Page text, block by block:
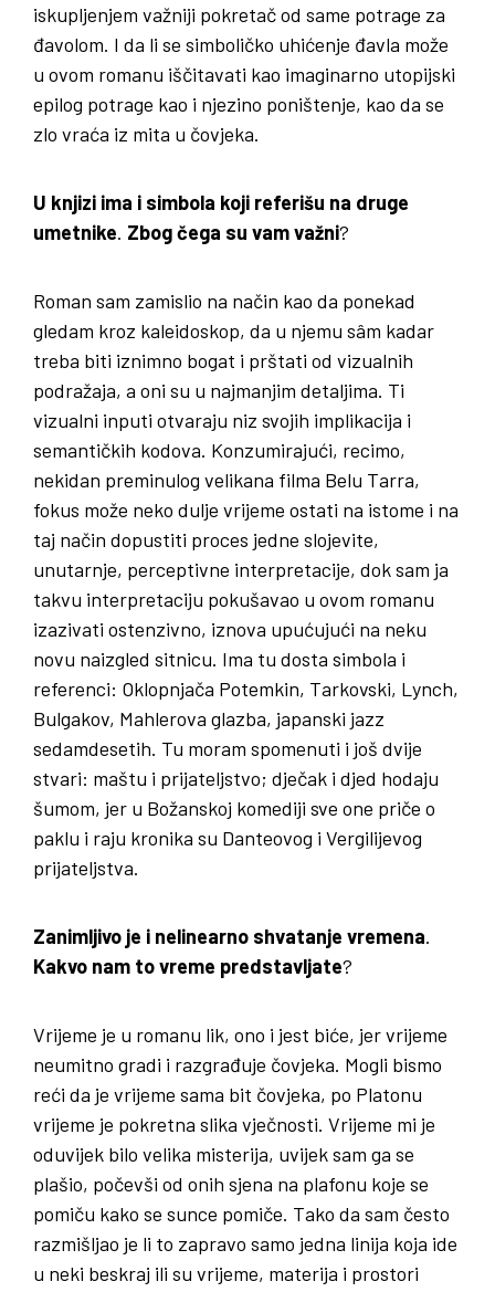
iskupljenjem važniji pokretač od same potrage za
đavolom. I da li se simboličko uhićenje đavla može
u ovom romanu iščitavati kao imaginarno utopijski
epilog potrage kao i njezino poništenje, kao da se
zlo vraća iz mita u čovjeka.
U knjizi ima i simbola koji referišu na druge
umetnike. Zbog čega su vam važni?
Roman sam zamislio na način kao da ponekad
gledam kroz kaleidoskop, da u njemu sâm kadar
treba biti iznimno bogat i prštati od vizualnih
podražaja, a oni su u najmanjim detaljima. Ti
vizualni inputi otvaraju niz svojih implikacija i
semantičkih kodova. Konzumirajući, recimo,
nekidan preminulog velikana filma Belu Tarra,
fokus može neko dulje vrijeme ostati na istome i na
taj način dopustiti proces jedne slojevite,
unutarnje, perceptivne interpretacije, dok sam ja
takvu interpretaciju pokušavao u ovom romanu
izazivati ostenzivno, iznova upućujući na neku
novu naizgled sitnicu. Ima tu dosta simbola i
referenci: Oklopnjača Potemkin, Tarkovski, Lynch,
Bulgakov, Mahlerova glazba, japanski jazz
sedamdesetih. Tu moram spomenuti i još dvije
stvari: maštu i prijateljstvo; dječak i djed hodaju
šumom, jer u Božanskoj komediji sve one priče o
paklu i raju kronika su Danteovog i Vergilijevog
prijateljstva.
Zanimljivo je i nelinearno shvatanje vremena.
Kakvo nam to vreme predstavljate?
Vrijeme je u romanu lik, ono i jest biće, jer vrijeme
neumitno gradi i razgrađuje čovjeka. Mogli bismo
reći da je vrijeme sama bit čovjeka, po Platonu
vrijeme je pokretna slika vječnosti. Vrijeme mi je
oduvijek bilo velika misterija, uvijek sam ga se
plašio, počevši od onih sjena na plafonu koje se
pomiču kako se sunce pomiče. Tako da sam često
razmišljao je li to zapravo samo jedna linija koja ide
u neki beskraj ili su vrijeme, materija i prostori